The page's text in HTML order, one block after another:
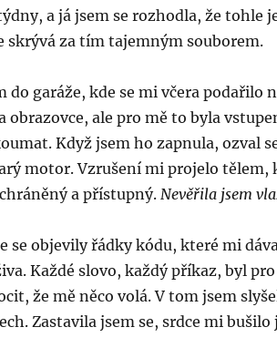
a já jsem se rozhodla, že tohle
skrývá za tím tajemným souborem.
do garáže, kde se mi včera podařilo
obrazovce, ale pro mě to byla
Když jsem ho zapnula, ozval
motor. Vzrušení mi projelo tělem,
a přístupný.Nevěřila jsem
se objevily řádky kódu, které mi
Každé slovo, každý příkaz, byl
že mě něco volá. V tom jsem
Zastavila jsem se, srdce mi bušilo